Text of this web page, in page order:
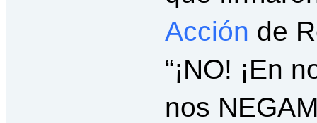
Acción de
“¡NO! ¡En
nos